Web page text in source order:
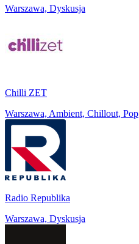
Warszawa, Dyskusja
Chilli ZET
Warszawa, Ambient, Chillout, Pop
Radio Republika
Warszawa, Dyskusja